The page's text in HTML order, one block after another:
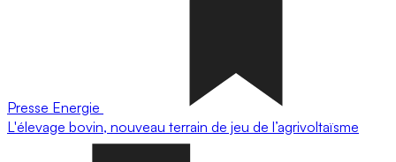
Presse Energie
L'élevage bovin, nouveau terrain de jeu de l’agrivoltaïsme